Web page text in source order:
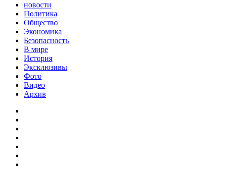
новости
Политика
Общество
Экономика
Безопасность
В мире
История
Эксклюзивы
Фото
Видео
Архив